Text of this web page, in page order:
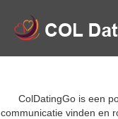
ColDatingGo is een
communicatie vinden en